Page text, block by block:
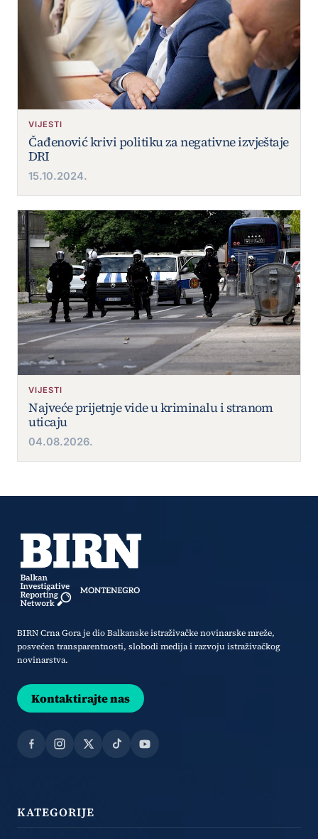
VIJESTI
Čađenović krivi politiku za negativne izvještaje
DRI
15.10.2024.
VIJESTI
Najveće prijetnje vide u kriminalu i stranom
uticaju
04.08.2026.
BIRN Crna Gora je dio Balkanske istraživačke novinarske mreže,
posvećen transparentnosti, slobodi medija i razvoju istraživačkog
novinarstva.
Kontaktirajte nas
Facebook
Instagram
X TikTokYouTube
KATEGORIJE